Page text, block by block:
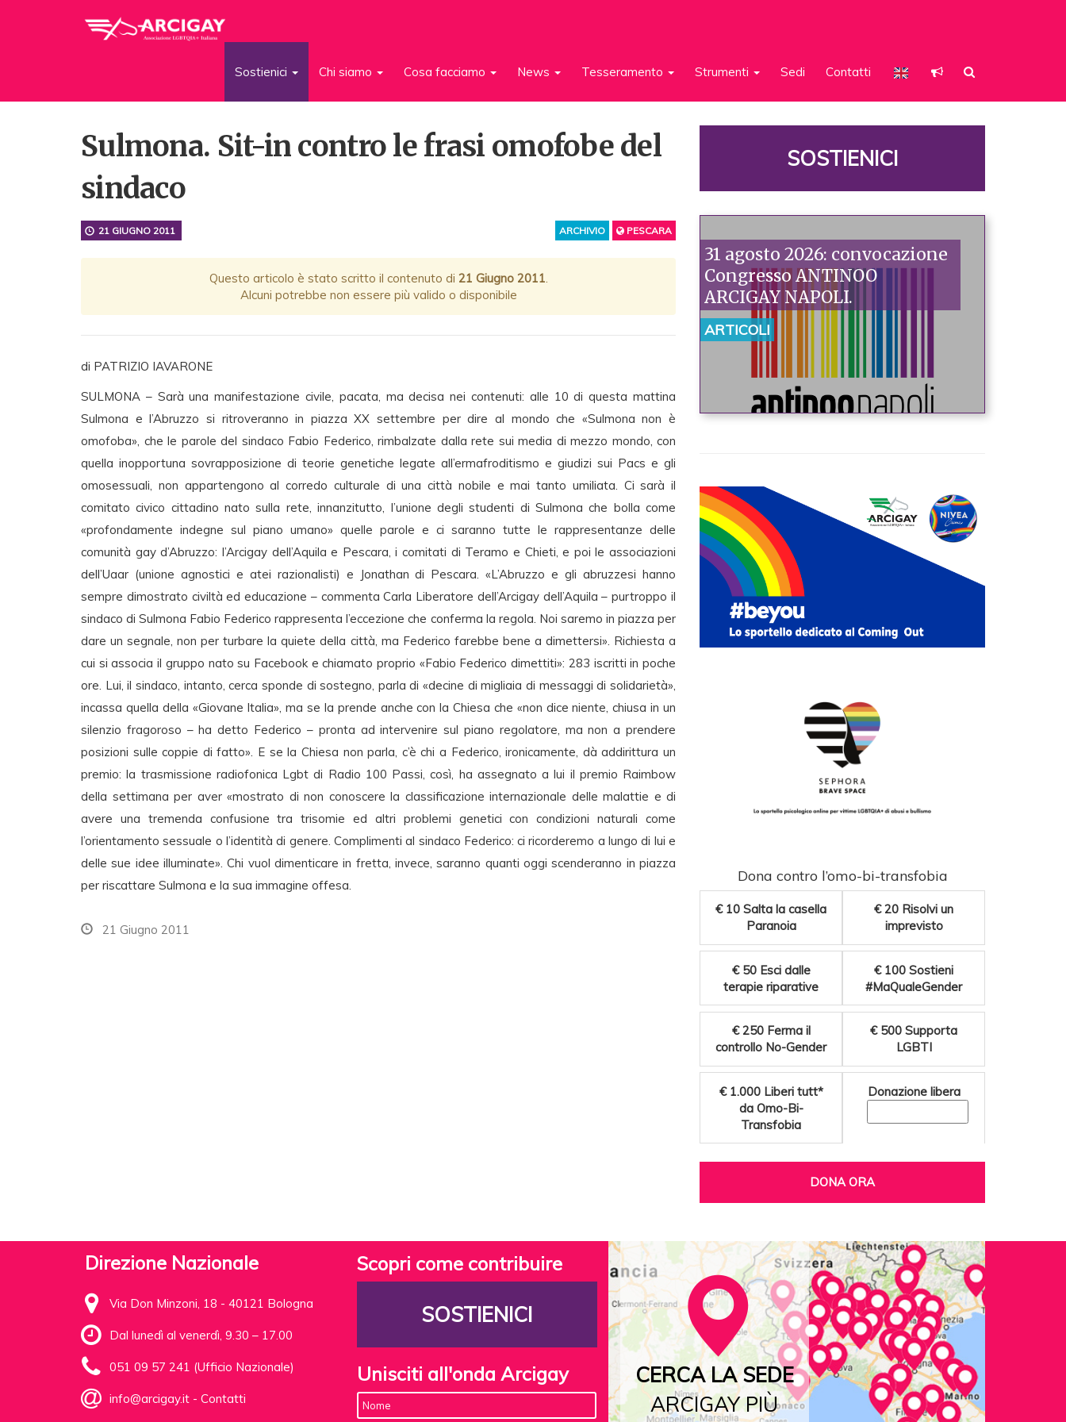
Sostienici Chi siamo Cosa facciamo News Tesseramento Strumenti Sedi Contatti
Sulmona. Sit-in contro le frasi omofobe del
sindaco
ARCHIVIO PESCARA
21 GIUGNO 2011
Questo articolo è stato scritto il contenuto di 21 Giugno 2011.
Alcuni potrebbe non essere più valido o disponibile
di PATRIZIO IAVARONE
SULMONA – Sarà una manifestazione civile, pacata, ma decisa nei contenuti: alle 10 di questa mattina
Sulmona e l’Abruzzo si ritroveranno in piazza XX settembre per dire al mondo che «Sulmona non è
omofoba», che le parole del sindaco Fabio Federico, rimbalzate dalla rete sui media di mezzo mondo, con
quella inopportuna sovrapposizione di teorie genetiche legate all’ermafroditismo e giudizi sui Pacs e gli
omosessuali, non appartengono al corredo culturale di una città nobile e mai tanto umiliata. Ci sarà il
comitato civico cittadino nato sulla rete, innanzitutto, l’unione degli studenti di Sulmona che bolla come
«profondamente indegne sul piano umano» quelle parole e ci saranno tutte le rappresentanze delle
comunità gay d’Abruzzo: l’Arcigay dell’Aquila e Pescara, i comitati di Teramo e Chieti, e poi le associazioni
dell’Uaar (unione agnostici e atei razionalisti) e Jonathan di Pescara. «L’Abruzzo e gli abruzzesi hanno
sempre dimostrato civiltà ed educazione – commenta Carla Liberatore dell’Arcigay dell’Aquila – purtroppo il
sindaco di Sulmona Fabio Federico rappresenta l’eccezione che conferma la regola. Noi saremo in piazza per
dare un segnale, non per turbare la quiete della città, ma Federico farebbe bene a dimettersi». Richiesta a
cui si associa il gruppo nato su Facebook e chiamato proprio «Fabio Federico dimettiti»: 283 iscritti in poche
ore. Lui, il sindaco, intanto, cerca sponde di sostegno, parla di «decine di migliaia di messaggi di solidarietà»,
incassa quella della «Giovane Italia», ma se la prende anche con la Chiesa che «non dice niente, chiusa in un
silenzio fragoroso – ha detto Federico – pronta ad intervenire sul piano regolatore, ma non a prendere
posizioni sulle coppie di fatto». E se la Chiesa non parla, c’è chi a Federico, ironicamente, dà addirittura un
premio: la trasmissione radiofonica Lgbt di Radio 100 Passi, così, ha assegnato a lui il premio Raimbow
della settimana per aver «mostrato di non conoscere la classificazione internazionale delle malattie e di
avere una tremenda confusione tra trisomie ed altri problemi genetici con condizioni naturali come
l’orientamento sessuale o l’identità di genere. Complimenti al sindaco Federico: ci ricorderemo a lungo di lui e
delle sue idee illuminate». Chi vuol dimenticare in fretta, invece, saranno quanti oggi scenderanno in piazza
per riscattare Sulmona e la sua immagine offesa.
21 Giugno 2011
SOSTIENICI
31 agosto 2026: convocazione
Congresso ANTINOO
ARCIGAY NAPOLI.
ARTICOLI
Dona contro l’omo-bi-transfobia
€ 10 Salta la casella
Paranoia
€ 20 Risolvi un
imprevisto
€ 50 Esci dalle
terapie riparative
€ 100 Sostieni
#MaQualeGender
€ 250 Ferma il
controllo No-Gender
€ 500 Supporta
LGBTI
€ 1.000 Liberi tutt*
da Omo-Bi-
Transfobia
Donazione libera
DONA ORA
Direzione Nazionale
Via Don Minzoni, 18 - 40121 Bologna
Dal lunedì al venerdì, 9.30 – 17.00
051 09 57 241 (Ufficio Nazionale)
info@arcigay.it - Contatti
Scopri come contribuire
SOSTIENICI
Unisciti all'onda Arcigay
CERCA LA SEDE
ARCIGAY PIÙ